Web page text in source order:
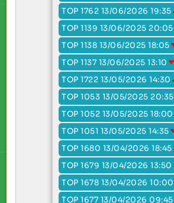
TOP 1762 13/06/2026 19:35
TOP 1139 13/06/2025 20:05
TOP 1138 13/06/2025 18:05
TOP 1137 13/06/2025 13:10
TOP 1722 13/05/2026 14:30
TOP 1053 13/05/2025 20:35
TOP 1052 13/05/2025 18:00
TOP 1051 13/05/2025 14:35
TOP 1680 13/04/2026 18:45
TOP 1679 13/04/2026 13:50
TOP 1678 13/04/2026 10:00
TOP 1677 13/04/2026 09:45